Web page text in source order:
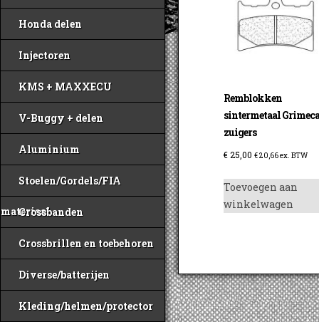
Honda delen
Injectoren
KMS + MAXXECU
V-Buggy + delen
Aluminium
Stoelen/Gordels/FIA
materiaal
Crossbanden
Crossbrillen en toebehoren
Diverse/batterijen
Kleding/helmen/protector
Remblokken
sintermetaal
zuigers
€25,00 €20,66ex. BTW
Toevoegen aan
winkelwagen